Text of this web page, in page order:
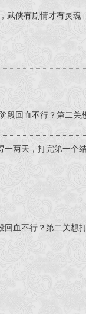
武侠有剧情才有灵魂
段回血不行？第二
一两天，打完第一个
回血不行？第二关想